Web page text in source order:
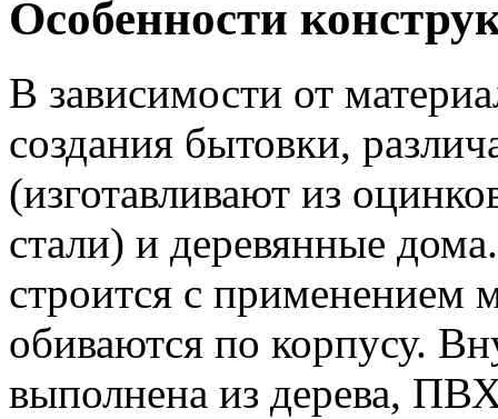
Особенности
В зависимости от
создания бытовки,
(изготавливают из
стали) и деревянные
строится с применением
обиваются по корпусу.
выполнена из дерева,